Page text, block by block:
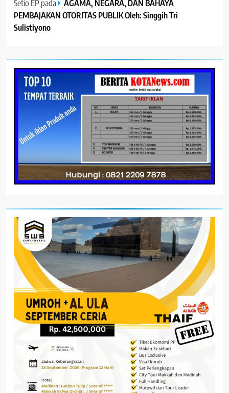
Setio EP pada
AGAMA, NEGARA, DAN BAHAYA
PEMBAJAKAN OTORITAS PUBLIK Oleh: Singgih Tri
Sulistiyono